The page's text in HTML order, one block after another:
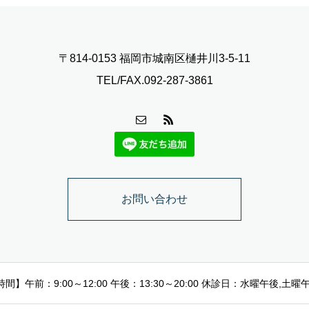
〒814-0153 福岡市城南区樋井川3-5-11
TEL/FAX.092-287-3861
お問い合わせ
間】午前：9:00～12:00 午後：13:30～20:00 休診日：水曜午後,土曜